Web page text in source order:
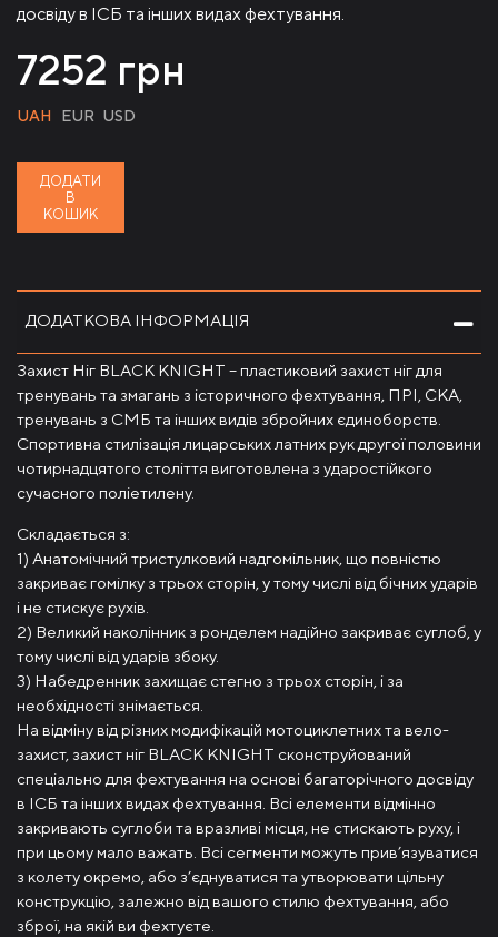
досвіду в ІСБ та інших видах фехтування.
7252 грн
UAH EUR USD
ДОДАТИ
В
КОШИК
ДОДАТКОВА ІНФОРМАЦІЯ
Захист Ніг BLACK KNIGHT – пластиковий захист ніг для
тренувань та змагань з історичного фехтування, ПРІ, СКА,
тренувань з СМБ та інших видів збройних єдиноборств.
Спортивна стилізація лицарських латних рук другої половини
чотирнадцятого століття виготовлена ​​з ударостійкого
сучасного поліетилену.
Складається з:
1) Анатомічний тристулковий надгомільник, що повністю
закриває гомілку з трьох сторін, у тому числі від бічних ударів
і не стискує рухів.
2) Великий наколінник з ронделем надійно закриває суглоб, у
тому числі від ударів збоку.
3) Набедренник захищає стегно з трьох сторін, і за
необхідності знімається.
На відміну від різних модифікацій мотоциклетних та вело-
захист, захист ніг BLACK KNIGHT сконструйований
спеціально для фехтування на основі багаторічного досвіду
в ІСБ та інших видах фехтування. Всі елементи відмінно
закривають суглоби та вразливі місця, не стискають руху, і
при цьому мало важать. Всі сегменти можуть прив’язуватися
з колету окремо, або з’єднуватися та утворювати цільну
конструкцію, залежно від вашого стилю фехтування, або
зброї, на якій ви фехтуєте.